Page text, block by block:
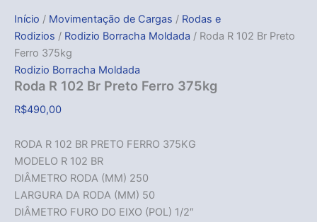
Início / Movimentação de Cargas / Rodas e
Rodizios / Rodizio Borracha Moldada / Roda R 102 Br Preto
Ferro 375kg
Rodizio Borracha Moldada
Roda R 102 Br Preto Ferro 375kg
R$490,00
RODA R 102 BR PRETO FERRO 375KG
MODELO R 102 BR
DIÂMETRO RODA (MM) 250
LARGURA DA RODA (MM) 50
DIÂMETRO FURO DO EIXO (POL) 1/2″